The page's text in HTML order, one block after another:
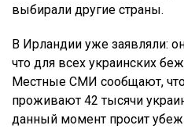
выбирали другие страны.
В Ирландии уже заявляли:
что для всех украинских
Местные СМИ сообщают, что
проживают 42 тысячи
данный момент просит